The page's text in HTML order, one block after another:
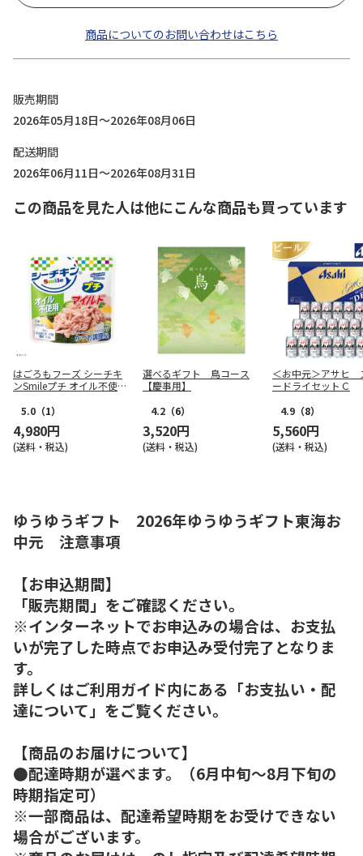
商品についてのお問い合わせはこちら
販売期間
2026年05月18日～2026年08月06日
配送期間
2026年06月11日～2026年08月31日
この商品を見た人は他にこんな商品も買っています
はごろもフーズ シーチキ
ンSmileプチ オイル不使用
5.0 （1）
4,980円
(送料・税込)
選べるギフト 鳥コース
【慶事用】
4.2 （6）
3,520円
(送料・税込)
＜お中元＞アサヒ
ードライセットＣ
4.9 （8）
5,560円
(送料・税込)
ゆうゆうギフト 2026年ゆうゆうギフト東海お
中元 注意事項
【お申込期間】
「販売期間」をご確認ください。
※インターネットでお申込みの場合は、お支払
いが完了した時点でお申込み受付完了となりま
す。
詳しくはご利用ガイド内にある「お支払い・配
達について」をご覧ください。
【商品のお届けについて】
●配達時期が選べます。（6月中旬～8月下旬の
時期指定可）
※一部商品は、配達希望時期をお受けできない
場合がございます。